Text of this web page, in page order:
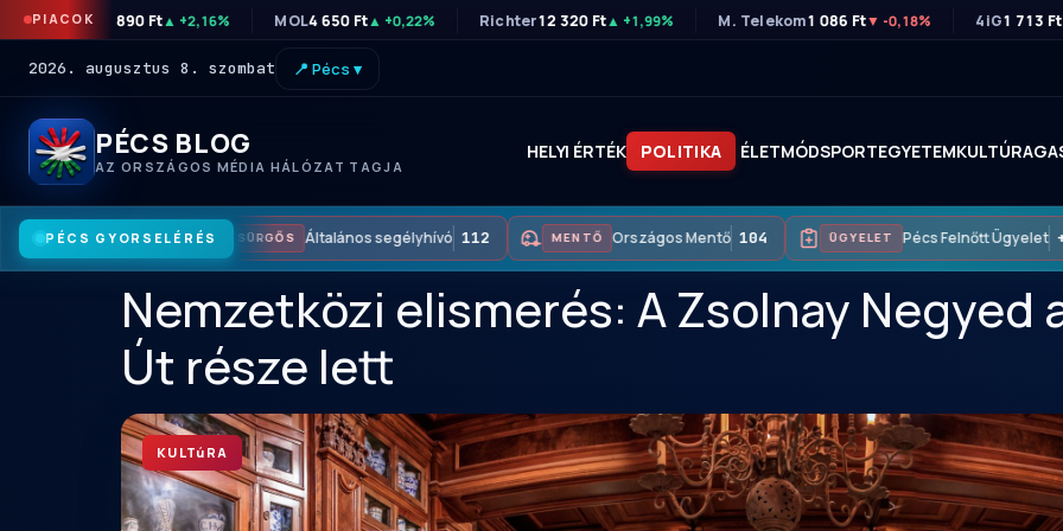
PIACOK
OTP 46 890 Ft▲ +2,16% MOL4 650 Ft▲ +0,22% Richter12 320 Ft▲ +1,99% M. Telekom1 086 Ft▼ -0,18% 4iG1 713 Ft
2026. augusztus 8. szombat 📍 Pécs ▾
PÉCS BLOG
AZ ORSZÁGOS MÉDIA HÁLÓZAT TAGJA
HELYI ÉRTÉK POLITIKA ÉLETMÓDSPORTEGYETEMKULTÚRA
PÉCS GYORSELÉRÉS SÜRGŐS Általános segélyhívó 112 MENTŐ Országos Mentő 104 ÜGYELET Pécs Felnőtt Ügyelet
Nemzetközi elismerés: A Zsolnay Negyed
Út része lett
KULTúRA